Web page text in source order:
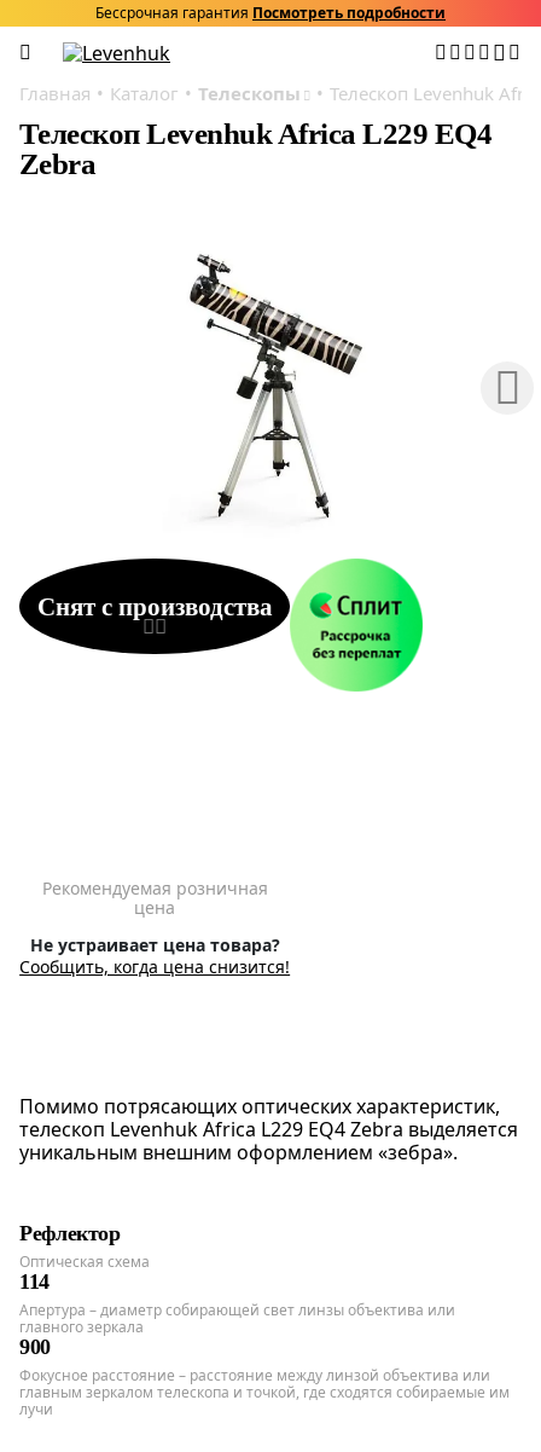
Бессрочная гарантия Посмотреть подробности
Главная Каталог Телескопы Телескоп Levenhuk
Телескоп Levenhuk Africa L229 EQ4
Zebra
Снят с производства
Рекомендуемая розничная
цена
Не устраивает цена товара?
Сообщить, когда цена снизится!
Помимо потрясающих оптических характеристик,
телескоп Levenhuk Africa L229 EQ4 Zebra выделяется
уникальным внешним оформлением «зебра».
Рефлектор
Оптическая схема
114
Апертура – диаметр собирающей свет линзы объектива или
главного зеркала
900
Фокусное расстояние – расстояние между линзой объектива или
главным зеркалом телескопа и точкой, где сходятся собираемые им
лучи